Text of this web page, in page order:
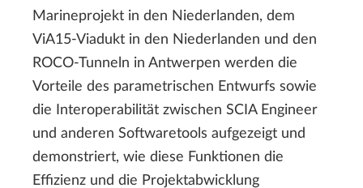
Marineprojekt in den Niederlanden, dem
ViA15-Viadukt in den Niederlanden und den
ROCO-Tunneln in Antwerpen werden die
Vorteile des parametrischen Entwurfs sowie
die Interoperabilität zwischen SCIA Engineer
und anderen Softwaretools aufgezeigt und
demonstriert, wie diese Funktionen die
Effizienz und die Projektabwicklung